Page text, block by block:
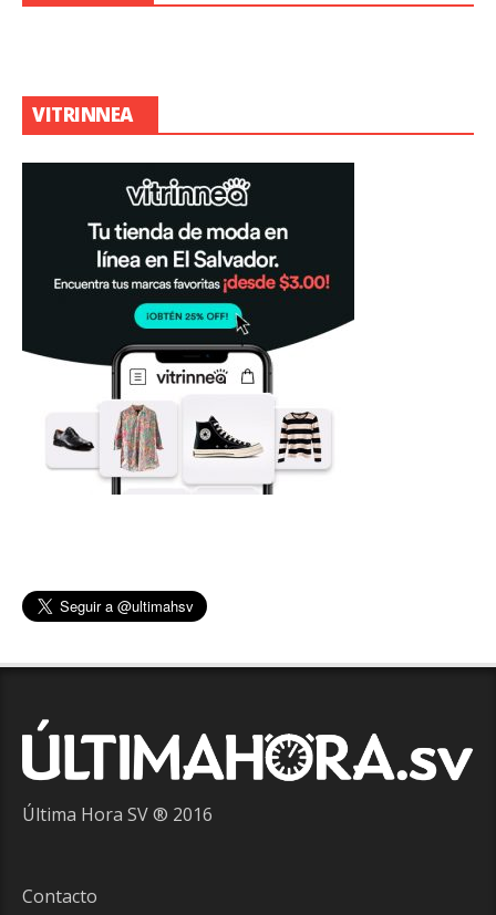
VITRINNEA
Última Hora SV ® 2016
Contacto